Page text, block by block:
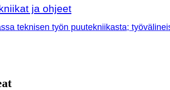
ja ohjeet
teknisen työn puutekniikasta;